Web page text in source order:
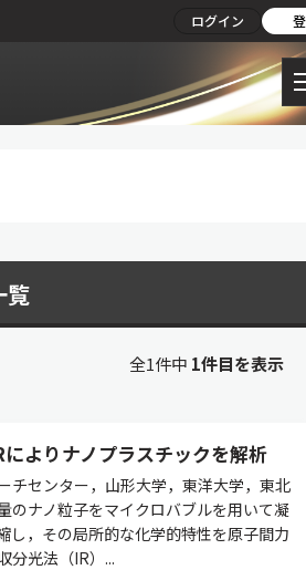
ログイン
覧
全1件中 1件目を表示
よりナノプラスチックを解析
チセンター，山形大学，東洋大学，東北
のナノ粒子をマイクロバブルを用いて凝
し，その局所的な化学的特性を原子間力
分光法（IR）...